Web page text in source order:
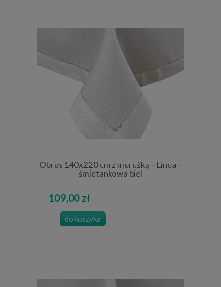
Obrus 140x220 cm z mereżką – Linea –
śmietankowa biel
109,00 zł
do koszyka